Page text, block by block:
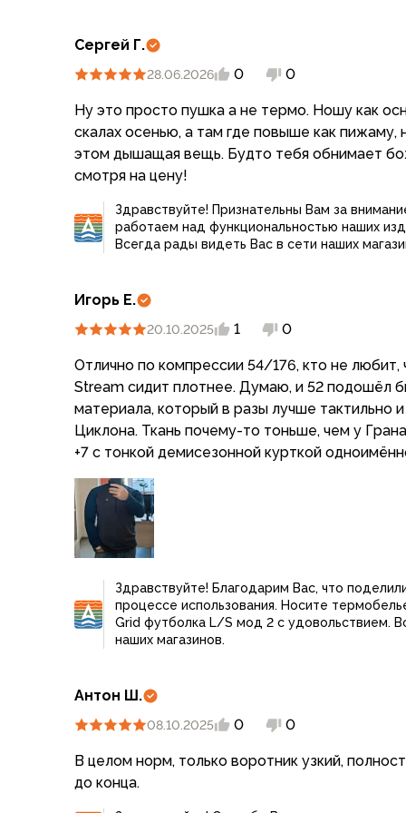
Неопреновые носки
Ремни брючные
Снаряжение
Палатки и тенты
1-местные
2-местные
3-местные
Более 5 мест
Тенты
Спальные мешки
Пуховые спальники
Двухместные спальники
Вкладыши
Компрессионные мешки
Подушки
Коврики
Надувные
Самонадувающиеся
Пенки
Сидушки
Рюкзаки
Экспедиционные
Треккинговые
Питьевые системы
Аксессуары
Сумки, баулы
Несессеры, кошельки
Гермоупаковка
Сергей Г.
28.06.2026 0 0
Ну это просто пушка а не термо. Ношу как
скалах осенью, а там где повыше как пижаму,
этом дышащая вещь. Будто тебя обнимает
смотря на цену!
Здравствуйте! Признательны Вам за
работаем над функциональностью наших
Всегда рады видеть Вас в сети наших
Игорь Е.
20.10.2025 1 0
Отлично по компрессии 54/176, кто не любит,
Stream сидит плотнее. Думаю, и 52 подошёл
материала, который в разы лучше тактильно
Циклона. Ткань почему-то тоньше, чем у
+7 с тонкой демисезонной курткой
Здравствуйте! Благодарим Вас, что
процессе использования. Носите
Grid футболка L/S мод 2 с удовольствием.
наших магазинов.
Антон Ш.
08.10.2025 0 0
В целом норм, только воротник узкий,
до конца.